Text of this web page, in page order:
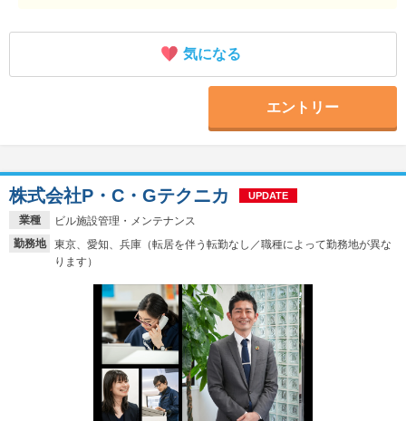
気になる
エントリー
業種
ビル施設管理・メンテナンス
勤務地
東京、愛知、兵庫（転居を伴う転勤なし／職種によって勤務地が異な
ります）
株式会社P・C・Gテクニカ UPDATE